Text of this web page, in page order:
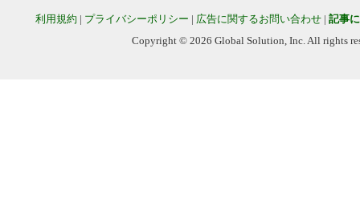
利用規約 | プライバシーポリシー | 広告に関するお問い合わせ | 記事
Copyright © 2026 Global Solution, Inc. All rights